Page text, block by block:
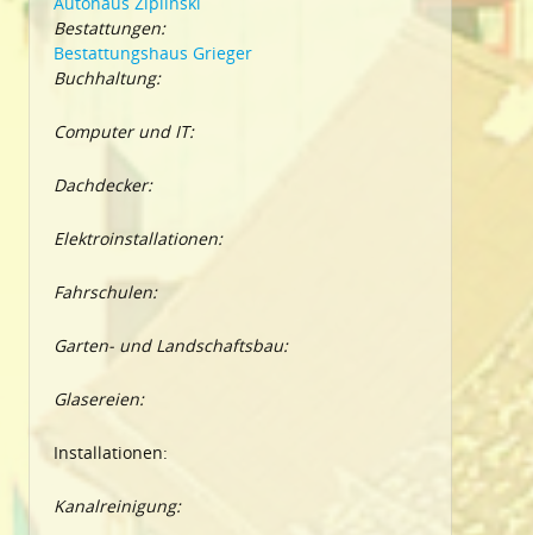
Bestattungen:
Bestattungshaus Grieger
Buchhaltung:
Computer und IT:
Dachdecker:
Elektroinstallationen:
Fahrschulen:
Garten- und Landschaftsbau:
Glasereien:
Installationen:
Kanalreinigung: